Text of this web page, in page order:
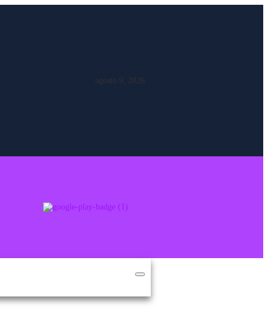
agosto 9, 2026